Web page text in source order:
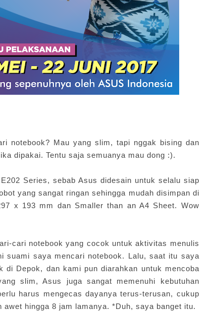
Mau yang slim, tapi nggak bising dan
dipakai. Tentu saja semuanya mau dong :).
Series, sebab Asus didesain untuk selalu siap
yang sangat ringan sehingga mudah disimpan di
x 193 mm dan Smaller than an A4 Sheet. Wow
cari notebook yang cocok untuk aktivitas menulis
suami saya mencari notebook. Lalu, saat itu saya
di Depok, dan kami pun diarahkan untuk mencoba
slim, Asus juga sangat memenuhi kebutuhan
harus mengecas dayanya terus-terusan, cukup
hingga 8 jam lamanya. *Duh, saya banget itu.